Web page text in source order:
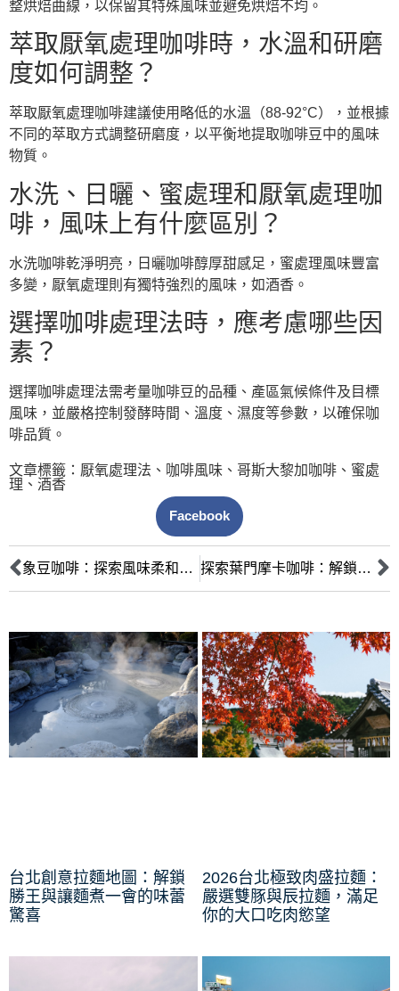
整烘焙曲線，以保留其特殊風味並避免烘焙不均。
萃取厭氧處理咖啡時，水溫和研磨
度如何調整？
萃取厭氧處理咖啡建議使用略低的水溫（88-92°C），並根據
不同的萃取方式調整研磨度，以平衡地提取咖啡豆中的風味
物質。
水洗、日曬、蜜處理和厭氧處理咖
啡，風味上有什麼區別？
水洗咖啡乾淨明亮，日曬咖啡醇厚甜感足，蜜處理風味豐富
多變，厭氧處理則有獨特強烈的風味，如酒香。
選擇咖啡處理法時，應考慮哪些因
素？
選擇咖啡處理法需考量咖啡豆的品種、產區氣候條件及目標
風味，並嚴格控制發酵時間、溫度、濕度等參數，以確保咖
啡品質。
文章標籤： 厭氧處理法 、 咖啡風味 、 哥斯大黎加咖啡 、 蜜處
理 、 酒香
Facebook
象豆咖啡：探索風味柔和的巨型突變豆，解鎖精品咖啡的獨特體驗 探索葉門摩卡咖啡：解鎖古老港口的巧克力風味印記
台北創意拉麵地圖：解鎖
勝王與讓麵煮一會的味蕾
驚喜
2026台北極致肉盛拉麵：
嚴選雙豚與辰拉麵，滿足
你的大口吃肉慾望